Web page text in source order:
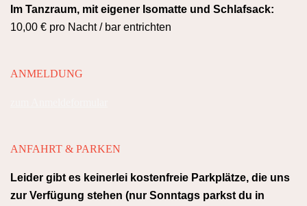
Im Tanzraum, mit eigener Isomatte und Schlafsack:
10,00 € pro Nacht / bar entrichten
ANMELDUNG
ANFAHRT & PARKEN
Leider gibt es keinerlei kostenfreie Parkplätze, die uns
zur Verfügung stehen (nur Sonntags parkst du in